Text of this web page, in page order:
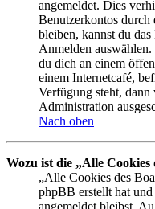
angemeldet. Dies
Benutzerkontos durch
bleiben, kannst du
Anmelden
du dich an einem
einem Internetcafé,
Verfügung steht,
Administration
Nach oben
Wozu ist die „Alle
„Alle Cookies des
phpBB erstellt hat
angemeldet bleibst.